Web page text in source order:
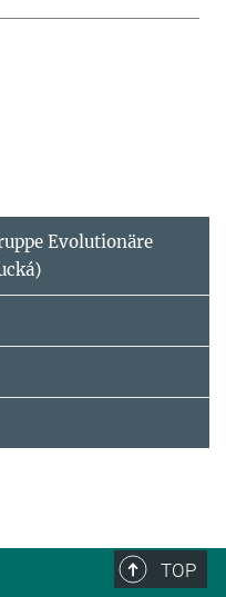
Evolutionäre
TOP